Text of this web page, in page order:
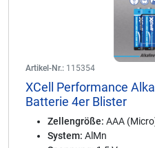
Artikel-Nr.: 115354
XCell Performance
Batterie 4er Blister
Zellengröße: AAA
System: AlMn